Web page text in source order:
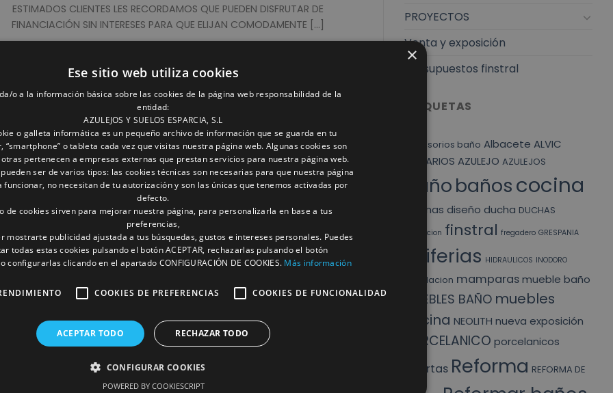
ESTIMADOS CLIENTES LES RECORDAMOS QUE PUEDEN DISFRUTAR DE
FINANCIACIÓN SIN INTERESES PARA QUE ELIJAN COMODAMENTE [...]
PROYECTOS
Venta y exposición
presupuestos finstral
ETIQUETAS
accesorios baño Albacete ALVIC
ARMARIOS AZULEJO AZULEJOS
bañobañoscocina
cocinas diseño ducha DUCHAS
exposicion finstral fregadero GRESPANIA
Griferias HIDRAULICOS INODORO
liquidacion mamparasmueble baño
MUEBLES BAÑO muebles
cocina NEOLITH nueva exposición
PORCELANICO porcelanicos
puertas Reforma REFORMA DE
×
Ese sitio web utiliza cookies
o a la información básica sobre las cookies de la página web responsabilidad de la
entidad:
AZULEJOS Y SUELOS ESPARCIA, S.L
o galleta informática es un pequeño archivo de información que se guarda en tu
“smartphone” o tableta cada vez que visitas nuestra página web. Algunas cookies son
pertenecen a empresas externas que prestan servicios para nuestra página web.
pueden ser de varios tipos: las cookies técnicas son necesarias para que nuestra página
funcionar, no necesitan de tu autorización y son las únicas que tenemos activadas por
defecto.
de cookies sirven para mejorar nuestra página, para personalizarla en base a tus
preferencias,
mostrarte publicidad ajustada a tus búsquedas, gustos e intereses personales. Puedes
todas estas cookies pulsando el botón ACEPTAR, rechazarlas pulsando el botón
o configurarlas clicando en el apartado CONFIGURACIÓN DE COOKIES. Más información
COOKIES DE PREFERENCIAS COOKIES DE FUNCIONALIDAD
ACEPTAR TODO RECHAZAR TODO
CONFIGURAR COOKIES
POWERED BY COOKIESCRIPT